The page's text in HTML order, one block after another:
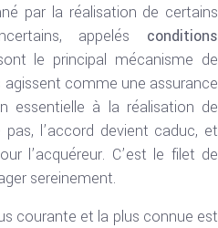
par la réalisation de certains
appelés conditions
le principal mécanisme de
agissent comme une assurance
essentielle à la réalisation de
l’accord devient caduc, et
l’acquéreur. C’est le filet de
sereinement.
courante et la plus connue est